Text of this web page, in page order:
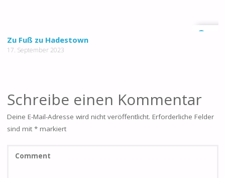
Zu Fuß zu Hadestown
17. September 2023
Schreibe einen Kommentar
Deine E-Mail-Adresse wird nicht veröffentlicht. Erforderliche Felder
sind mit *markiert